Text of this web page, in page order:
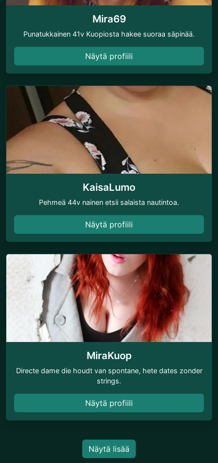
Mira69
Punatukkainen 41v Kuopiosta hakee suoraa säpinää.
Näytä profiili
KaisaLumo
Pehmeä 44v nainen etsii salaista nautintoa.
Näytä profiili
MiraKuop
Directe dame die houdt van spontane, hete dates zonder
strings.
Näytä profiili
Näytä lisää